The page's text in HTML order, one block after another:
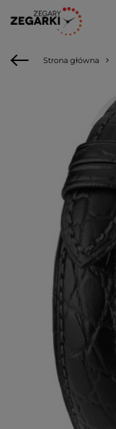
Strona główna